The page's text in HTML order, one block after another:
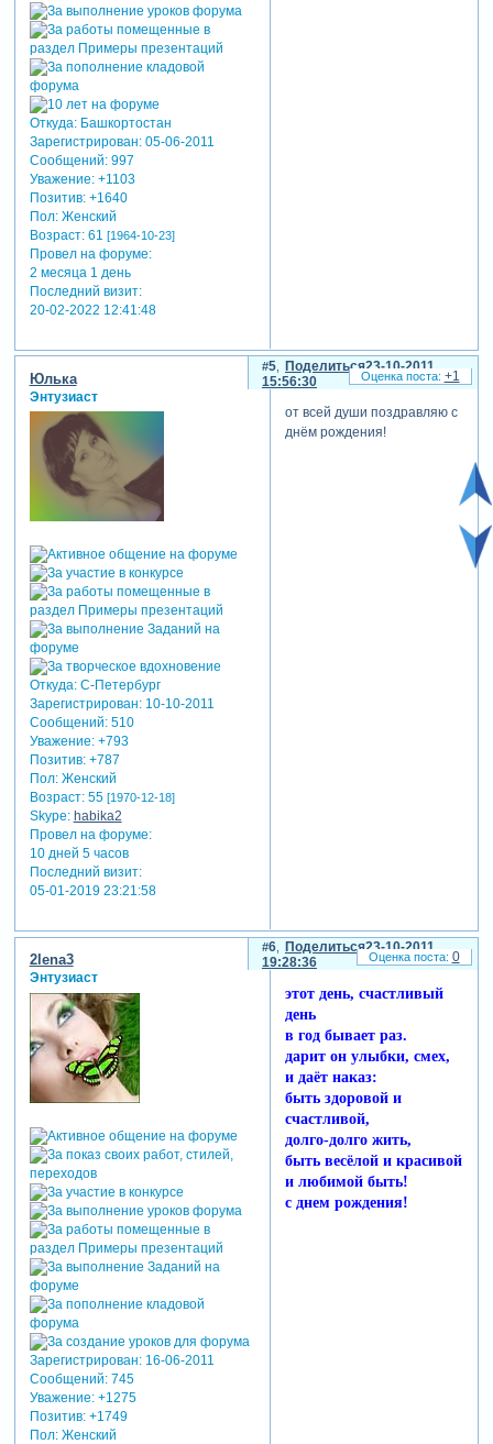
Откуда:Башкортостан
Зарегистрирован: 05-06-2011
Сообщений:997
Уважение: +1103
Позитив: +1640
Пол:Женский
Возраст:61 [1964-10-23]
Провел на форуме:
2 месяца 1 день
Последний визит:
20-02-2022 12:41:48
Поделиться
5
23-10-2011
15:56:30
Юлька
Энтузиаст
Откуда:С-Петербург
Зарегистрирован: 10-10-2011
Сообщений:510
Уважение: +793
Позитив: +787
Пол:Женский
Возраст:55 [1970-12-18]
Skype: habika2
Провел на форуме:
10 дней 5 часов
Последний визит:
05-01-2019 23:21:58
от всей души поздравляю с
днём рождения!
+1
Поделиться
6
23-10-2011
19:28:36
2lena3
Энтузиаст
Зарегистрирован: 16-06-2011
Сообщений:745
Уважение: +1275
Позитив: +1749
Пол:Женский
этот день, счастливый
день
в год бывает раз.
дарит он улыбки, смех,
и даёт наказ:
быть здоровой и
счастливой,
долго-долго жить,
быть весёлой и красивой
и любимой быть!
с днем рождения!
0